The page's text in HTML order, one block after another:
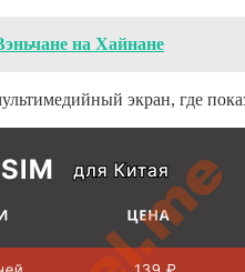
на Хайнане
экран, где